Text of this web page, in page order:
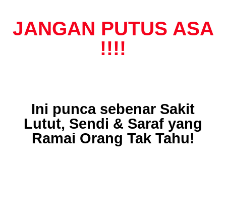
JANGAN PUTUS ASA
!!!!
Ini punca sebenar Sakit
Lutut, Sendi & Saraf yang
Ramai Orang Tak Tahu!